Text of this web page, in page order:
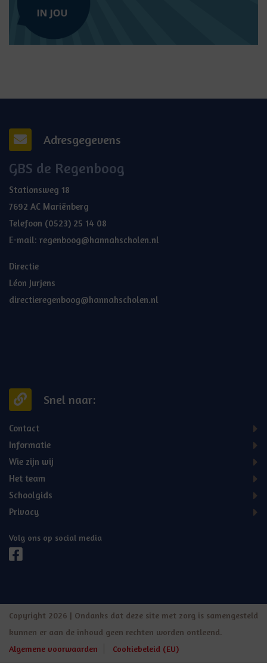
Adresgegevens
GBS de Regenboog
Stationsweg 18
7692 AC Mariënberg
Telefoon (0523) 25 14 08
E-mail: regenboog@hannahscholen.nl
Directie
Léon Jurjens
directieregenboog@hannahscholen.nl
Snel naar:
Contact
Informatie
Wie zijn wij
Het team
Schoolgids
Privacy
Volg ons op social media
Copyright 2026 | Ondanks dat deze site met zorg is samengesteld
kunnen er aan de inhoud geen rechten worden ontleend.
Algemene voorwaarden
Cookiebeleid (EU)